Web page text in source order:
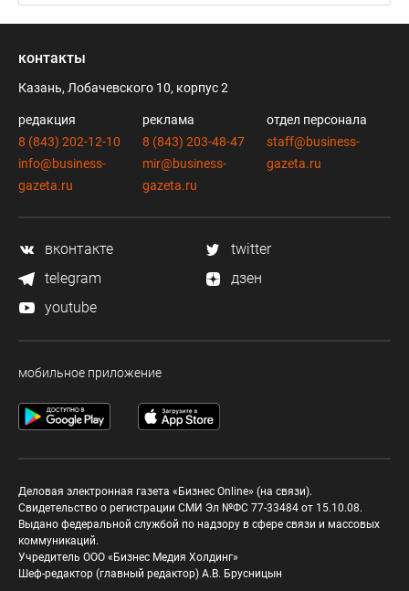
контакты
Казань, Лобачевского 10, корпус 2
редакция
8 (843) 202-12-10
info@business-
gazeta.ru
реклама
8 (843) 203-48-47
mir@business-
gazeta.ru
отдел персонала
staff@business-
gazeta.ru
вконтакте
twitter
telegram
дзен
youtube
мобильное приложение
Деловая электронная газета «Бизнес Online» (на связи).
Свидетельство о регистрации СМИ Эл №ФС 77-33484 от 15.10.08.
Выдано федеральной службой по надзору в сфере связи и массовых
коммуникаций.
Учредитель ООО «Бизнес Медия Холдинг»
Шеф-редактор (главный редактор) А.В. Брусницын